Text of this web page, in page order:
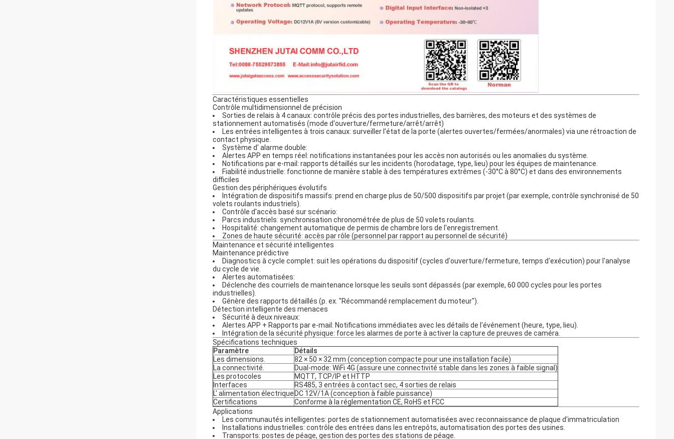
Caractéristiques essentielles
Contrôle multidimensionnel de précision
Sorties de relais à 4 canaux: contrôle précis des portes industrielles, des barrières, des moteurs et des systèmes de
stationnement automatisés (mode d'ouverture/fermeture/arrêt/arrêt)
Les entrées intelligentes à trois canaux: surveiller l'état de la porte (alertes ouvertes/fermées/anormales) via une rétroaction de
contact physique.
Système d' alarme double:
Alertes APP en temps réel: notifications instantanées pour les accès non autorisés ou les anomalies du système.
Notifications par e-mail: rapports détaillés sur les incidents (horodatage, type, lieu) pour les équipes de maintenance.
Fiabilité industrielle: fonctionne de manière stable à des températures extrêmes (-30°C à 80°C) et dans des environnements
difficiles
Gestion des périphériques évolutifs
Intégration de dispositifs massifs: prend en charge plus de 50/500 dispositifs par projet (par exemple, contrôle synchronisé de 50
volets roulants industriels).
Contrôle d'accès basé sur scénario:
Parcs industriels: synchronisation chronométrée de plus de 50 volets roulants.
Hospitalité: changement automatique de permis de chambre lors de l'enregistrement.
Zones de haute sécurité: accès par rôle (personnel par rapport au personnel de sécurité)
Maintenance et sécurité intelligentes
Maintenance prédictive
Diagnostics à cycle complet: suit les opérations du dispositif (cycles d'ouverture/fermeture, temps d'exécution) pour l'analyse
du cycle de vie.
Alertes automatisées:
Déclenche des courriels de maintenance lorsque les seuils sont dépassés (par exemple, 60 000 cycles pour les portes
industrielles).
Génère des rapports détaillés (p. ex. "Récommandé remplacement du moteur").
Détection intelligente des menaces
Sécurité à deux niveaux:
Alertes APP + Rapports par e-mail: Notifications immédiates avec les détails de l'événement (heure, type, lieu).
Intégration de la sécurité physique: force les alarmes de porte à activer la capture de preuves de caméra.
Spécifications techniques
Paramètre
Détails
Les dimensions.
82 × 50 × 32 mm (conception compacte pour une installation facile)
La connectivité.
Dual-mode: WiFi 4G (assure une connectivité stable dans les zones à faible signal)
Les protocoles
MQTT, TCP/IP et HTTP
Interfaces
RS485, 3 entrées à contact sec, 4 sorties de relais
L' alimentation électrique DC 12V/1A (conception à faible puissance)
Certifications
Conforme à la réglementation CE, RoHS et FCC
Applications
Les communautés intelligentes: portes de stationnement automatisées avec reconnaissance de plaque d'immatriculation
Installations industrielles: contrôle des entrées dans les entrepôts, automatisation des portes des usines.
Transports: postes de péage, gestion des portes des stations de péage.